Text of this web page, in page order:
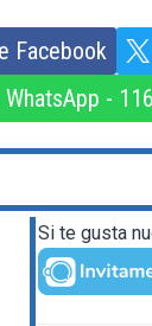
Facebook
WhatsApp -
Si te gusta